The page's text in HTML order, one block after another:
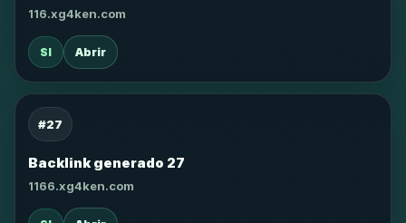
116.xg4ken.com
SI Abrir
#27
Backlink generado 27
1166.xg4ken.com